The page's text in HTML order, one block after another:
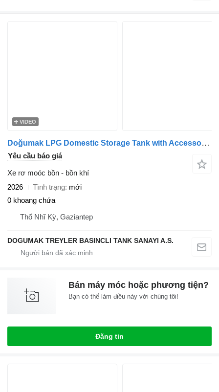
VIDEO
Doğumak LPG Domestic Storage Tank with Accessories
Yêu cầu báo giá
Xe rơ moóc bồn - bồn khí
2026
Tình trạng mới
0 khoang chứa
Thổ Nhĩ Kỳ, Gaziantep
DOGUMAK TREYLER BASINCLI TANK SANAYI A.S.
Bán máy móc hoặc phương tiện?
Bạn có thể làm điều này với chúng tôi!
Đăng tin